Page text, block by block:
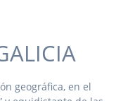
geográfica, en el